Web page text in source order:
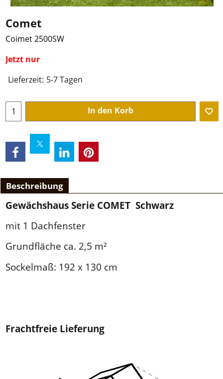
Comet
Coimet 2500SW
Jetzt nur
Lieferzeit: 5-7 Tagen
In den Korb
Beschreibung
Gewächshaus Serie COMET Schwarz
mit 1 Dachfenster
Grundfläche ca. 2,5 m²
Sockelmaß: 192 x 130 cm
Frachtfreie Lieferung